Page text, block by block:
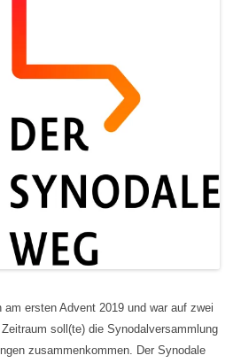
am ersten Advent 2019 und war auf zwei
soll(te) die Synodalversammlung
zusammenkommen. Der Synodale